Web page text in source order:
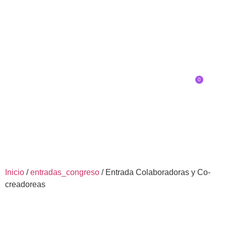
0
Inicio /entradas_congreso / Entrada Colaboradoras y Co-
creadoreas